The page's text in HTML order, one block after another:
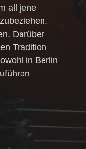
all jene
Darüber
Tradition
in Berlin